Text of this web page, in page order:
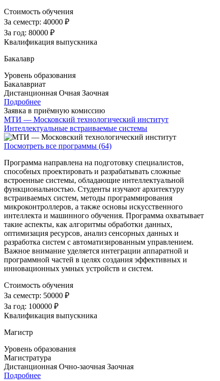
Стоимость обучения
За семестр: 40000 ₽
За год: 80000 ₽
Квалификация выпускника
Бакалавр
Уровень образования
Бакалавриат
Дистанционная Очная Заочная
Подробнее
Заявка в приёмную комиссию
МТИ — Московский технологический институт
Интеллектуальные встраиваемые системы
Посмотреть все программы (64)
Программа направлена на подготовку специалистов,
способных проектировать и разрабатывать сложные
встроенные системы, обладающие интеллектуальной
функциональностью. Студенты изучают архитектуру
встраиваемых систем, методы программирования
микроконтроллеров, а также основы искусственного
интеллекта и машинного обучения. Программа охватывает
такие аспекты, как алгоритмы обработки данных,
оптимизация ресурсов, анализ сенсорных данных и
разработка систем с автоматизированным управлением.
Важное внимание уделяется интеграции аппаратной и
программной частей в целях создания эффективных и
инновационных умных устройств и систем.
Стоимость обучения
За семестр: 50000 ₽
За год: 100000 ₽
Квалификация выпускника
Магистр
Уровень образования
Магистратура
Дистанционная Очно-заочная Заочная
Подробнее